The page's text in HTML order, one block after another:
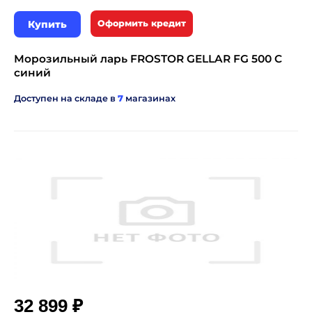
Купить Оформить кредит
Морозильный ларь FROSTOR GELLAR FG 500 C
синий
Доступен на складе в 7 магазинах
32 899 ₽